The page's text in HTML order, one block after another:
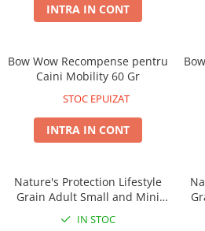
Lapte pentru Caini
Educare si Dresaj
Lese, zgarzi si hamuri
Antiparazitare
Nisip, Silicat si Asternuturi pentru
Genti, Custi Transport
Fantani si Adapatoare
Antiparazitare
Jucarii Pisici
INTRA IN CONT
Bow Wow Recompense pentru
Caini Mobility 60 Gr
STOC EPUIZAT
INTRA IN CONT
Nature's Protection Lifestyle
Grain Adult Small and Mini
IN STOC